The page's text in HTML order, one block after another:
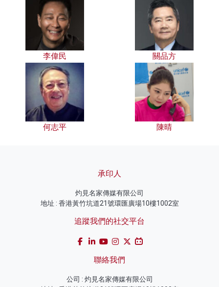
李偉民 關品方
何志平 陳晴
承印人
灼見名家傳媒有限公司
地址 : 香港黃竹坑道21號環匯廣場10樓1002室
追蹤我們的社交平台
聯絡我們
公司 : 灼見名家傳媒有限公司